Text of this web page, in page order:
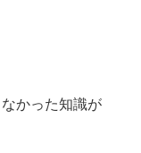
かった知識が